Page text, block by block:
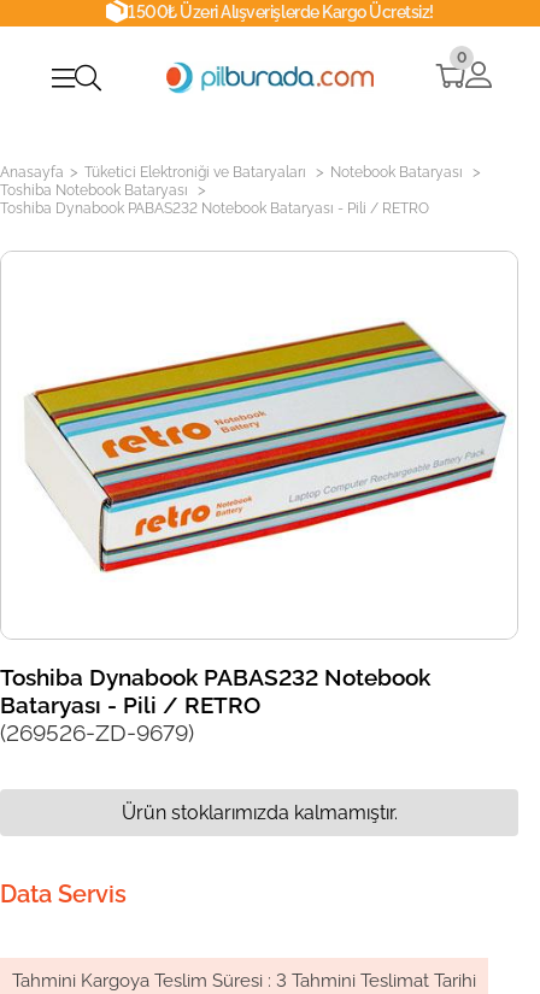
1500₺ Üzeri Alışverişlerde Kargo Ücretsiz!
0
Anasayfa > Tüketici Elektroniği ve Bataryaları > Notebook Bataryası >
Toshiba Notebook Bataryası >
Toshiba Dynabook PABAS232 Notebook Bataryası - Pili / RETRO
Toshiba Dynabook PABAS232 Notebook
Bataryası - Pili / RETRO
(269526-ZD-9679)
Data Servis
Tahmini Kargoya Teslim Süresi : 3 Tahmini Teslimat Tarihi
Ürün stoklarımızda kalmamıştır.